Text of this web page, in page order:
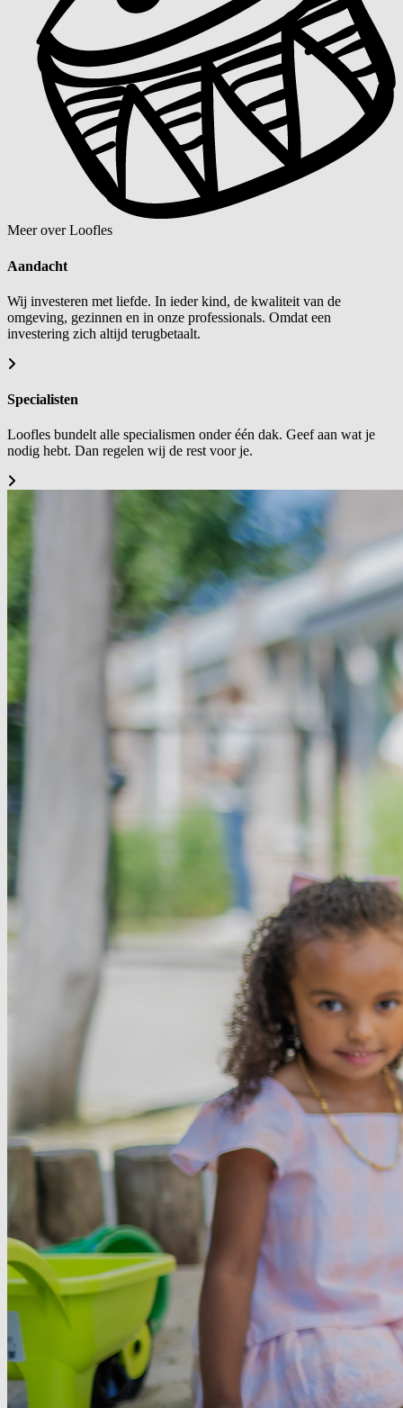
Meer over Loofles
Aandacht
Wij investeren met liefde. In ieder kind, de kwaliteit van de
omgeving, gezinnen en in onze professionals. Omdat een
investering zich altijd terugbetaalt.
Specialisten
Loofles bundelt alle specialismen onder één dak. Geef aan wat je
nodig hebt. Dan regelen wij de rest voor je.